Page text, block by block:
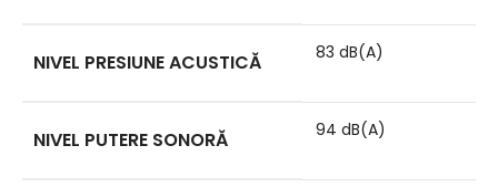
NIVEL PRESIUNE ACUSTICĂ 83 dB(A)
NIVEL PUTERE SONORĂ 94 dB(A)